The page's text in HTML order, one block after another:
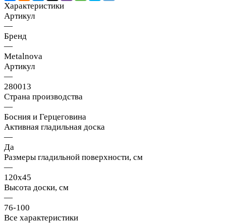
Характеристики
Артикул
—
Бренд
—
Metalnova
Артикул
—
280013
Страна производства
—
Босния и Герцеговина
Активная гладильная доска
—
Да
Размеры гладильной поверхности, см
—
120x45
Высота доски, см
—
76-100
Все характеристики